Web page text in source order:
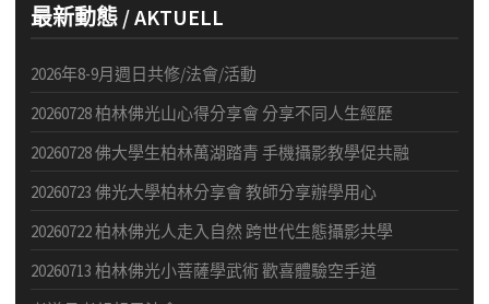
最新動態 / AKTUELL
2026年8-9月週日共修/法會/活動
20260728 柏林佛光山心得分享會 分享不同人生經歷
20260728 佛大學生柏林萬湖踏青 手機攝影教學促共融
20260723 佛光大學柏林分享會 教師分享辦學用心
20260722 柏林佛光人走入自然 跨世代生態攝影共學
20260713 柏林佛光小菩薩學武術 歡喜體驗空手道